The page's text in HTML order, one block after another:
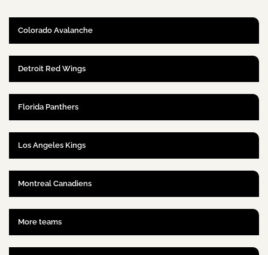
Colorado Avalanche
Detroit Red Wings
Florida Panthers
Los Angeles Kings
Montreal Canadiens
More teams